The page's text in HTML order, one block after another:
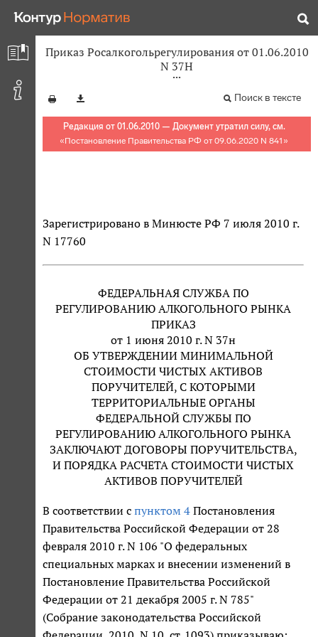
Приказ Росалкогольрегулирования от 01.06.2010
N 37Н
Поиск в тексте
Редакция от 01.06.2010 — Документ утратил силу, см.
«Постановление Правительства РФ от 09.06.2020 N 841 »
Зарегистрировано в Минюсте РФ 7 июля 2010 г.
N 17760
ФЕДЕРАЛЬНАЯ СЛУЖБА ПО
РЕГУЛИРОВАНИЮ АЛКОГОЛЬНОГО РЫНКА
ПРИКАЗ
от 1 июня 2010 г. N 37н
ОБ УТВЕРЖДЕНИИ МИНИМАЛЬНОЙ
СТОИМОСТИ ЧИСТЫХ АКТИВОВ
ПОРУЧИТЕЛЕЙ, С КОТОРЫМИ
ТЕРРИТОРИАЛЬНЫЕ ОРГАНЫ
ФЕДЕРАЛЬНОЙ СЛУЖБЫ ПО
РЕГУЛИРОВАНИЮ АЛКОГОЛЬНОГО РЫНКА
ЗАКЛЮЧАЮТ ДОГОВОРЫ ПОРУЧИТЕЛЬСТВА,
И ПОРЯДКА РАСЧЕТА СТОИМОСТИ ЧИСТЫХ
АКТИВОВ ПОРУЧИТЕЛЕЙ
В соответствии с пунктом 4 Постановления
Правительства Российской Федерации от 28
февраля 2010 г. N 106 "О федеральных
специальных марках и внесении изменений в
Постановление Правительства Российской
Федерации от 21 декабря 2005 г. N 785"
(Собрание законодательства Российской